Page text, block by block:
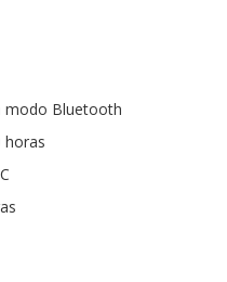
modo Bluetooth
horas